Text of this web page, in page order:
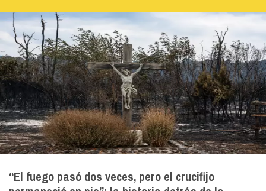
“El fuego pasó dos veces, pero el crucifijo